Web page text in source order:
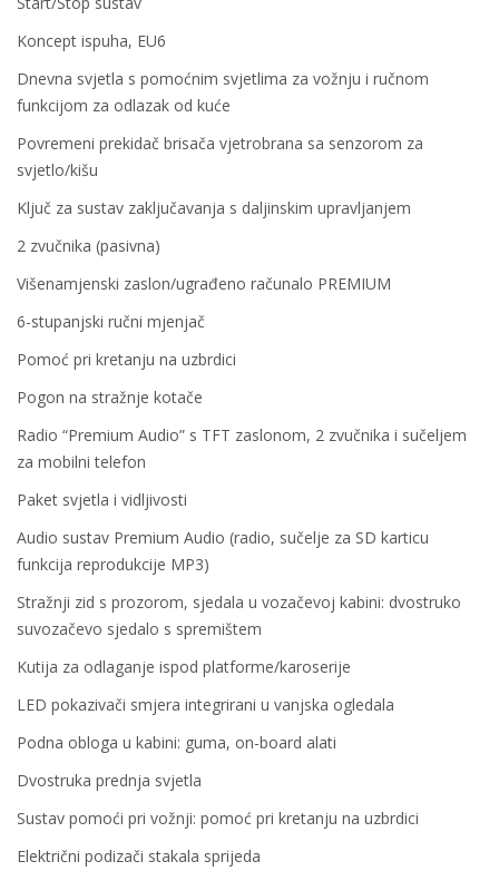
Koncept ispuha, EU6
Dnevna svjetla s pomoćnim svjetlima za vožnju i ručnom
funkcijom za odlazak od kuće
Povremeni prekidač brisača vjetrobrana sa senzorom za
svjetlo/kišu
Ključ za sustav zaključavanja s daljinskim upravljanjem
2 zvučnika (pasivna)
Višenamjenski zaslon/ugrađeno računalo PREMIUM
6-stupanjski ručni mjenjač
Pomoć pri kretanju na uzbrdici
Pogon na stražnje kotače
Radio “Premium Audio” s TFT zaslonom, 2 zvučnika i sučeljem
za mobilni telefon
Paket svjetla i vidljivosti
Audio sustav Premium Audio (radio, sučelje za SD karticu
funkcija reprodukcije MP3)
Stražnji zid s prozorom, sjedala u vozačevoj kabini: dvostruko
suvozačevo sjedalo s spremištem
Kutija za odlaganje ispod platforme/karoserije
LED pokazivači smjera integrirani u vanjska ogledala
Podna obloga u kabini: guma, on-board alati
Dvostruka prednja svjetla
Sustav pomoći pri vožnji: pomoć pri kretanju na uzbrdici
Električni podizači stakala sprijeda